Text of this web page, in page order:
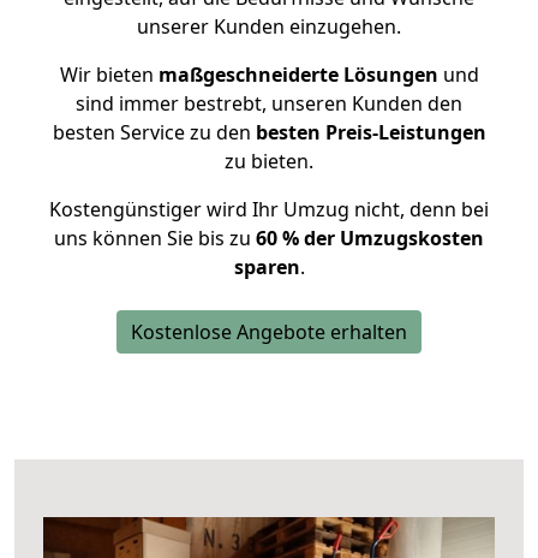
unserer Kunden einzugehen.
Wir bieten maßgeschneiderte Lösungen und
sind immer bestrebt, unseren Kunden den
besten Service zu den besten Preis-Leistungen
zu bieten.
Kostengünstiger wird Ihr Umzug nicht, denn bei
uns können Sie bis zu 60 % der Umzugskosten
sparen.
Kostenlose Angebote erhalten